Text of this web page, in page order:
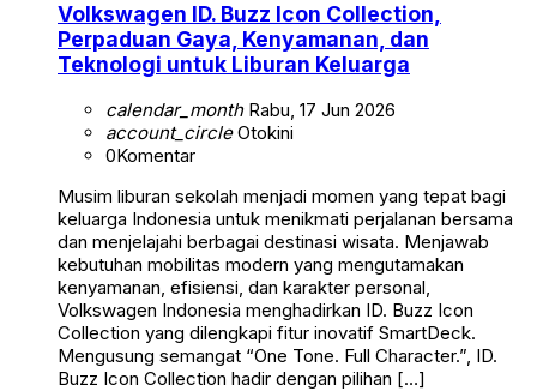
Volkswagen ID. Buzz Icon Collection,
Perpaduan Gaya, Kenyamanan, dan
Teknologi untuk Liburan Keluarga
calendar_monthRabu, 17 Jun 2026
account_circleOtokini
0Komentar
Musim liburan sekolah menjadi momen yang tepat bagi
keluarga Indonesia untuk menikmati perjalanan bersama
dan menjelajahi berbagai destinasi wisata. Menjawab
kebutuhan mobilitas modern yang mengutamakan
kenyamanan, efisiensi, dan karakter personal,
Volkswagen Indonesia menghadirkan ID. Buzz Icon
Collection yang dilengkapi fitur inovatif SmartDeck.
Mengusung semangat “One Tone. Full Character.”, ID.
Buzz Icon Collection hadir dengan pilihan […]